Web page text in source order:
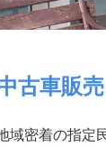
古車販
域密着の指定